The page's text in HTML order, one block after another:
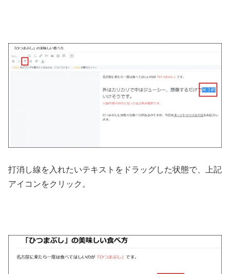
打消し線を入れたいテキストをドラッグした状態で、上記
アイコンをクリック。